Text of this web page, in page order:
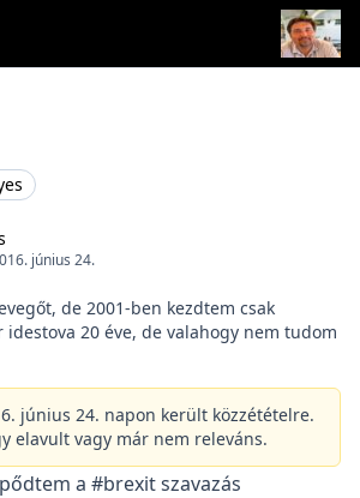
június 24.
de 2001-ben kezdtem csak
20 éve, de valahogy nem tudom
június 24. napon került közzétételre.
elavult vagy már nem releváns.
a #brexit szavazás